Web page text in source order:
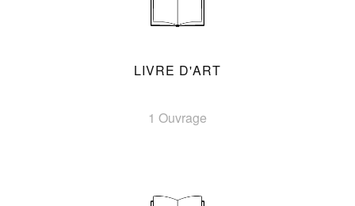
LIVRE D'ART
1 Ouvrage